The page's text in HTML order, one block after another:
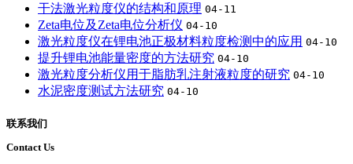
干法激光粒度仪的结构和原理 04-11
Zeta电位及Zeta电位分析仪 04-10
激光粒度仪在锂电池正极材料粒度检测中的应用 04-10
提升锂电池能量密度的方法研究 04-10
激光粒度分析仪用于脂肪乳注射液粒度的研究 04-10
水泥密度测试方法研究 04-10
联系我们
Contact Us